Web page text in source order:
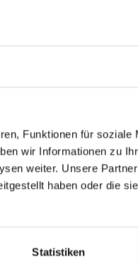
Funktionen für soziale
wir Informationen zu
weiter. Unsere
haben oder die
Statistiken
10:9
43.8 -1
% CD
47.8